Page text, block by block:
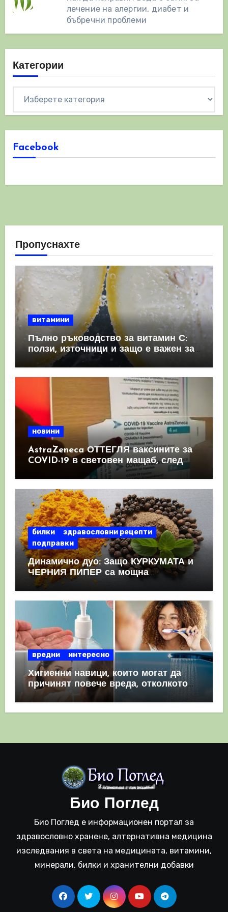
лечение на алергии, диабет и
бъбречни проблеми
Категории
Facebook
Пропуснахте
витамини
Пълно ръководство за витамин С:
ползи, източници и защо е важен за
имунната система
новини
AstraZeneca ОТТЕГЛЯ ваксините за
COVID-19 в световен мащаб, след
като призна, че те причиняват
билки
здравословни рецепти
подправки
Динамично дуо: Защо КУРКУМАТА и
ЧЕРНИЯ ПИПЕР са мощна
комбинация
вредни интересно
Хигиенни навици, които могат да
причинят повече вреда, отколкото
полза
Био Поглед
Био Поглед е информационен портал за
здравословно хранене, алтернативна медицина
изследвания в света на медицината, витамини,
минерали, билки и хранителни добавки